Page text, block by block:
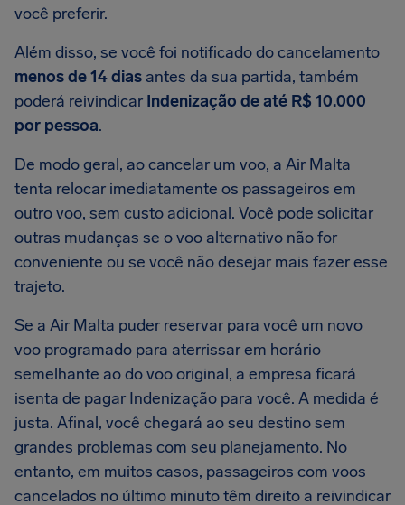
você preferir.
Além disso, se você foi notificado do cancelamento
menos de 14 dias antes da sua partida, também
poderá reivindicar Indenização de até R$ 10.000
por pessoa.
De modo geral, ao cancelar um voo, a Air Malta
tenta relocar imediatamente os passageiros em
outro voo, sem custo adicional. Você pode solicitar
outras mudanças se o voo alternativo não for
conveniente ou se você não desejar mais fazer esse
trajeto.
Se a Air Malta puder reservar para você um novo
voo programado para aterrissar em horário
semelhante ao do voo original, a empresa ficará
isenta de pagar Indenização para você. A medida é
justa. Afinal, você chegará ao seu destino sem
grandes problemas com seu planejamento. No
entanto, em muitos casos, passageiros com voos
cancelados no último minuto têm direito a reivindicar